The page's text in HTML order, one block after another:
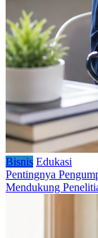
Bisnis Edukasi
Pentingnya
Mendukung